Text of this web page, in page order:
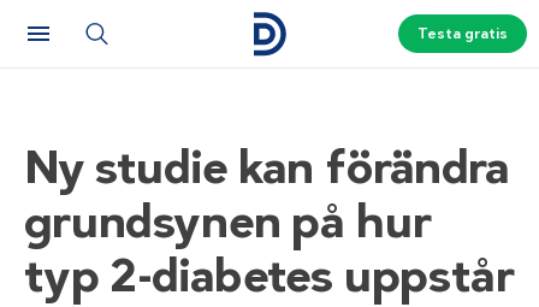
Testa gratis
Ny studie kan förändra
grundsynen på hur
typ 2-diabetes uppstår